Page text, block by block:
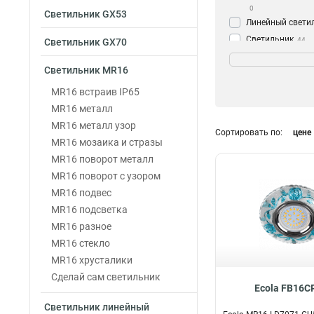
Светильник GX53
Светильник GX70
Светильник MR16
MR16 встраив IP65
MR16 металл
MR16 металл узор
MR16 мозаика и стразы
MR16 поворот металл
MR16 поворот с узором
MR16 подвес
MR16 подсветка
MR16 разное
MR16 стекло
MR16 хрусталики
Сделай сам светильник
Светильник линейный
0
Линейный
Светильник 44
Гребенка 3
Роза 5
Бабочка 5
Модель
LD1652 5
LD7071 5
LD7069 5
LD7040 5
LD1661
Сортировать по: цене
Ecola